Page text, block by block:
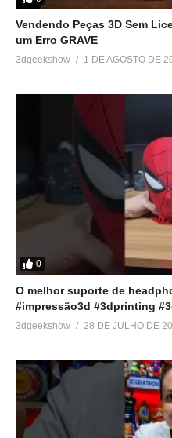
Vendendo Peças 3D Sem
um Erro GRAVE
3dgeekshow 1 DE AGOSTO DE
0
O melhor suporte de
#impressão3d #3dprinting
3dgeekshow 28 DE JULHO DE